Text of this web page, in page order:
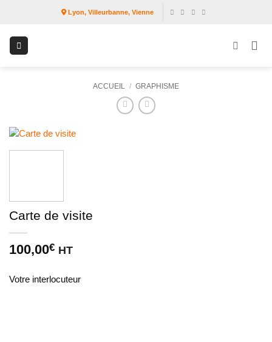
Lyon, Villeurbanne, Vienne
ACCUEIL / GRAPHISME
Carte de visite
100,00€ HT
Votre interlocuteur